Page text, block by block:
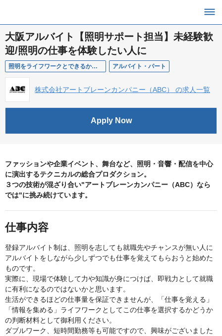
大阪アルバイト【照明サポート担当】未経験歓
迎/照明の仕事を体験したい人に
照明をライフワークとできるかの判断材料として アルバイト・パート
株式会社アートブレーンカンパニー（ABC） の求人一覧
Apply Now
ファッションや企業イベント、舞台など、照明・音響・配信を中心
に演出するテクニカルの総合プロダクション。
３つの技術が混ざり合い"アートブレーンカンパニー（ABC）なら
では"に挑み続けています。
仕事内容
登録アルバイト制は、照明を志しても就職先やチャンスが無い人に
アルバイトをしながら少しずつでも仕事を覚えてもらおうと始めた
ものです。
実際に、現場で体験して力や知識が身につけば、即戦力として就職
に有利になるのではないかと思います。
生活ができるほどの仕事量を保証できませんが、「仕事を覚える」
「情報を集める」ライフワークとしてこの仕事を選択するかどうか
の判断材料として御利用ください。
ダブルワーク、短時間勤務等も可能ですので、興味がございました